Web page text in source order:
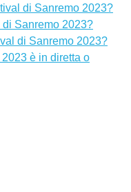
di Sanremo 2023?
Sanremo 2023?
di Sanremo 2023?
è in diretta o